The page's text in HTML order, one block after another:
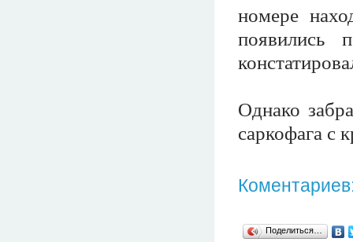
номере
появились
Однако
саркофага с
Поделиться…